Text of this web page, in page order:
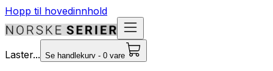
Hopp til hovedinnhold
Laster... Se handlekurv - 0 vare